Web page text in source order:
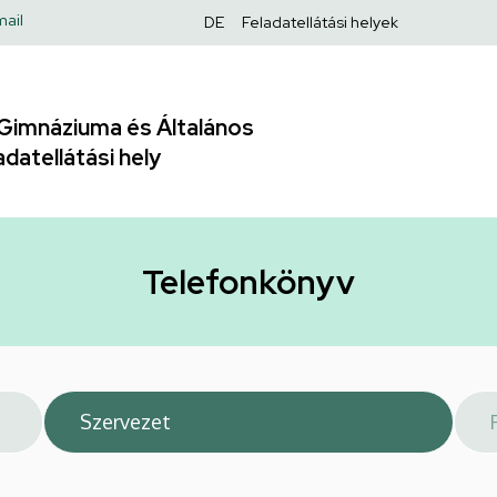
Felső
DE Feladatellátási helyek
és Általános
hely
Telefonkönyv